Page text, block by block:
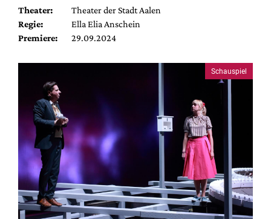
Theater:
Theater der Stadt Aalen
Regie:
Ella Elia Anschein
Premiere:
29.09.2024
Schauspiel